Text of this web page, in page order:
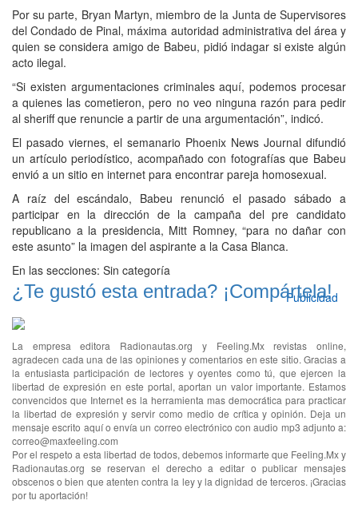
Por su parte, Bryan Martyn, miembro de la Junta de Supervisores
del Condado de Pinal, máxima autoridad administrativa del área y
quien se considera amigo de Babeu, pidió indagar si existe algún
acto ilegal.
“Si existen argumentaciones criminales aquí, podemos procesar
a quienes las cometieron, pero no veo ninguna razón para pedir
al sheriff que renuncie a partir de una argumentación”, indicó.
El pasado viernes, el semanario Phoenix News Journal difundió
un artículo periodístico, acompañado con fotografías que Babeu
envió a un sitio en internet para encontrar pareja homosexual.
A raíz del escándalo, Babeu renunció el pasado sábado a
participar en la dirección de la campaña del pre candidato
republicano a la presidencia, Mitt Romney, “para no dañar con
este asunto” la imagen del aspirante a la Casa Blanca.
En las secciones: Sin categoría
¿Te gustó esta entrada? ¡Compártela!
Publicidad
La empresa editora Radionautas.org y Feeling.Mx revistas online,
agradecen cada una de las opiniones y comentarios en este sitio. Gracias a
la entusiasta participación de lectores y oyentes como tú, que ejercen la
libertad de expresión en este portal, aportan un valor importante. Estamos
convencidos que Internet es la herramienta mas democrática para practicar
la libertad de expresión y servir como medio de crítica y opinión. Deja un
mensaje escrito aquí o envía un correo electrónico con audio mp3 adjunto a:
correo@maxfeeling.com
Por el respeto a esta libertad de todos, debemos informarte que Feeling.Mx y
Radionautas.org se reservan el derecho a editar o publicar mensajes
obscenos o bien que atenten contra la ley y la dignidad de terceros. ¡Gracias
por tu aportación!